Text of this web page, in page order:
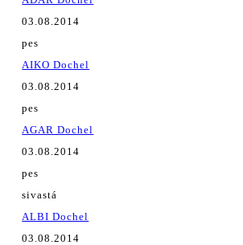
03.08.2014
pes
AIKO Dochel
03.08.2014
pes
AGAR Dochel
03.08.2014
pes
sivastá
ALBI Dochel
03.08.2014